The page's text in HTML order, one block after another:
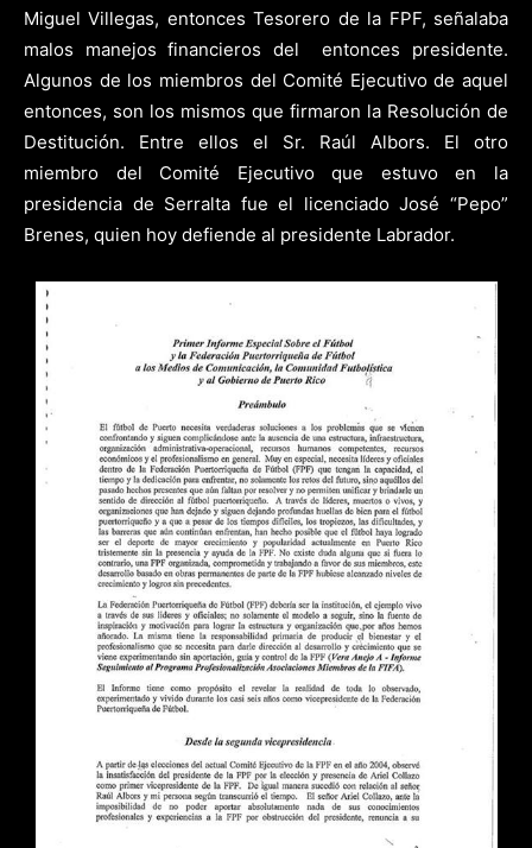
Miguel Villegas, entonces Tesorero de la FPF, señalaba
malos manejos financieros del entonces presidente.
Algunos de los miembros del Comité Ejecutivo de aquel
entonces, son los mismos que firmaron la Resolución de
Destitución. Entre ellos el Sr. Raúl Albors. El otro
miembro del Comité Ejecutivo que estuvo en la
presidencia de Serralta fue el licenciado José “Pepo”
Brenes, quien hoy defiende al presidente Labrador.